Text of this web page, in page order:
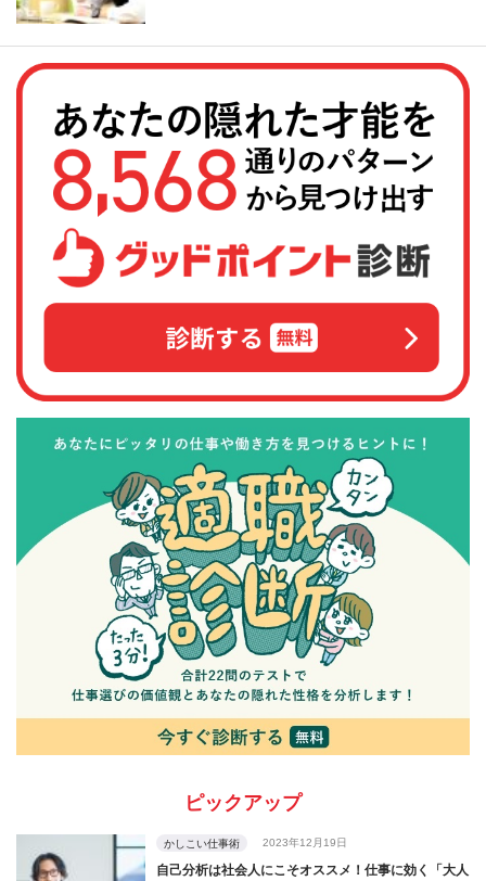
ピックアップ
かしこい仕事術 2023年12月19日
自己分析は社会人にこそオススメ！仕事に効く「大人